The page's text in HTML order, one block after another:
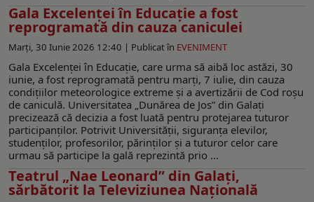
Gala Excelenței în Educație a fost
reprogramată din cauza caniculei
Marți, 30 Iunie 2026 12:40 | Publicat în EVENIMENT
Gala Excelenței în Educație, care urma să aibă loc astăzi, 30
iunie, a fost reprogramată pentru marți, 7 iulie, din cauza
condițiilor meteorologice extreme și a avertizării de Cod roșu
de caniculă. Universitatea „Dunărea de Jos” din Galați
precizează că decizia a fost luată pentru protejarea tuturor
participanților. Potrivit Universității, siguranța elevilor,
studenților, profesorilor, părinților și a tuturor celor care
urmau să participe la gală reprezintă prio ...
Teatrul „Nae Leonard” din Galați,
sărbătorit la Televiziunea Națională